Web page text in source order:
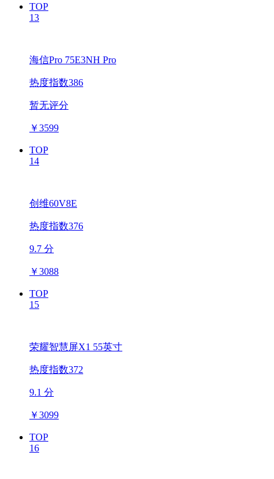
TOP
13
海信Pro 75E3NH Pro
热度指数386
暂无评分
￥3599
TOP
14
创维60V8E
热度指数376
9.7 分
￥3088
TOP
15
荣耀智慧屏X1 55英寸
热度指数372
9.1 分
￥3099
TOP
16